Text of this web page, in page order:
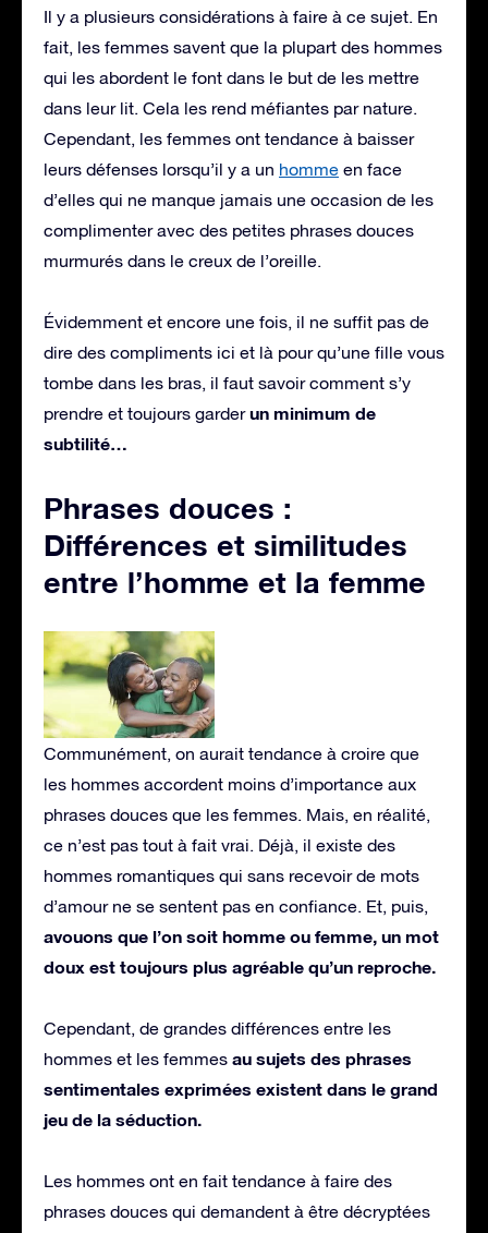
Il y a plusieurs considérations à faire à ce sujet. En
fait, les femmes savent que la plupart des hommes
qui les abordent le font dans le but de les mettre
dans leur lit. Cela les rend méfiantes par nature.
Cependant, les femmes ont tendance à baisser
leurs défenses lorsqu’il y a un homme en face
d’elles qui ne manque jamais une occasion de les
complimenter avec des petites phrases douces
murmurés dans le creux de l’oreille.
Évidemment et encore une fois, il ne suffit pas de
dire des compliments ici et là pour qu’une fille vous
tombe dans les bras, il faut savoir comment s’y
prendre et toujours garderun minimum de
subtilité…
Phrases douces :
Différences et similitudes
entre l’homme et la femme
Communément, on aurait tendance à croire que
les hommes accordent moins d’importance aux
phrases douces que les femmes. Mais, en réalité,
ce n’est pas tout à fait vrai. Déjà, il existe des
hommes romantiques qui sans recevoir de mots
d’amour ne se sentent pas en confiance. Et, puis,
avouons que l’on soit homme ou femme, un mot
doux est toujours plus agréable qu’un reproche.
Cependant, de grandes différences entre les
hommes et les femmes au sujets des phrases
sentimentales exprimées existent dans le grand
jeu de la séduction.
Les hommes ont en fait tendance à faire des
phrases douces qui demandent à être décryptées